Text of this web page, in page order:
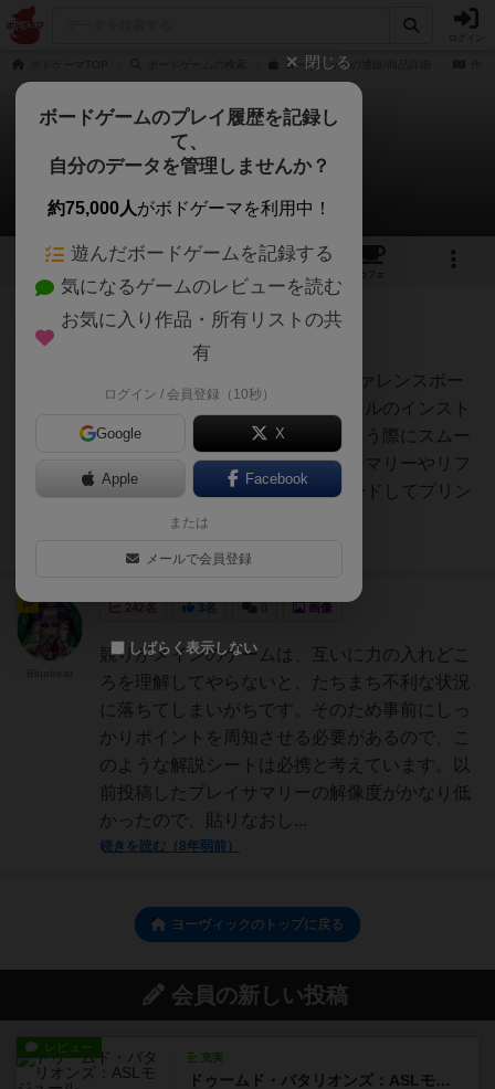
ヨーヴィックの通販/商品詳細
ヨーヴィック
2件のルール/インスト
11 7
カフェ
54名
■ヨーヴィックのサマリー・リファレンスボー
ドゲーム会を開催した際に、ルールのインスト
をしたり、その後プレイしてもらう際にスムー
ズに進行できるように作成したサマリーやリフ
ァレンスです。PDFをダウンロードしてプリン
トアウトしてご使用ください。
242名 3名 画像
競りがメインのゲームは、互いに力の入れどこ
ろを理解してやらないと、たちまち不利な状況
に落ちてしまいがちです。そのため事前にしっ
かりポイントを周知させる必要があるので、こ
のような解説シートは必携と考えています。以
前投稿したプレイサマリーの解像度がかなり低
かったので、貼りなおし...
続きを読む（8年弱前）
神
ヨーヴィックのトップに戻る
会員の新しい投稿
レビュー
充実
ドゥームド・バタリオンズ：ASLモジュール11
閉じる
ボードゲームのプレイ履歴を記録し
て、
自分のデータを管理しませんか？
約75,000人がボドゲーマを利用中！
遊んだボードゲームを記録する
気になるゲームのレビューを読む
お気に入り作品・所有リストの共
有
ログイン / 会員登録（10秒）
Google X
Apple Facebook
または
メールで会員登録
しばらく表示しない